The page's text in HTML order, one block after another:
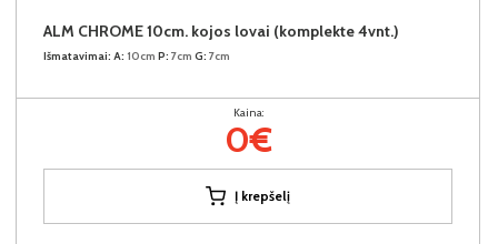
ALM CHROME 10cm. kojos lovai (komplekte 4vnt.)
Išmatavimai: A: 10cm P: 7cm G: 7cm
Kaina:
0€
Į krepšelį